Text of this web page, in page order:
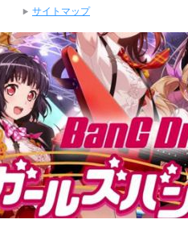
サイトマップ